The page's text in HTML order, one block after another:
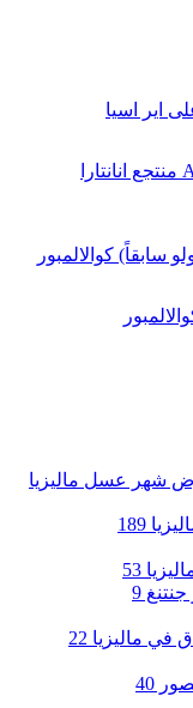
Anantara Desaru Coast Resort & Villas منتجع انانتارا
شهر عسل ماليزيا
189
53
9
في ماليزيا 22
40